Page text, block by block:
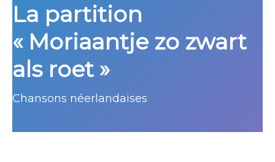
La partition
« Moriaantje zo zwart
als roet »
Chansons néerlandaises